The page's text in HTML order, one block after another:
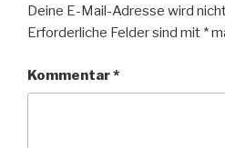
Deine E-Mail-Adresse wird
Erforderliche Felder sind mit *
Kommentar*